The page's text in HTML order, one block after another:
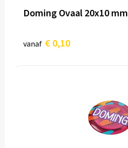
Doming Ovaal 20x10 mm
vanaf € 0,10